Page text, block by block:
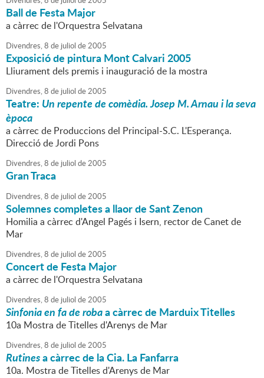
Ball de Festa Major
a càrrec de l'Orquestra Selvatana
Divendres,8 de juliol de2005
Exposició de pintura Mont Calvari 2005
Lliurament dels premis i inauguració de la mostra
Divendres,8 de juliol de2005
Teatre: Un repente de comèdia. Josep M. Arnau i la seva
època
a càrrec de Produccions del Principal-S.C. L'Esperança.
Direcció de Jordi Pons
Divendres,8 de juliol de2005
Gran Traca
Divendres,8 de juliol de2005
Solemnes completes a llaor de Sant Zenon
Homilia a càrrec d'Angel Pagés i Isern, rector de Canet de
Mar
Divendres,8 de juliol de2005
Concert de Festa Major
a càrrec de l'Orquestra Selvatana
Divendres,8 de juliol de2005
Sinfonia en fa de robaa càrrec de Marduix Titelles
10a Mostra de Titelles d'Arenys de Mar
Divendres,8 de juliol de2005
Rutinesa càrrec de la Cia. La Fanfarra
10a. Mostra de Titelles d'Arenys de Mar